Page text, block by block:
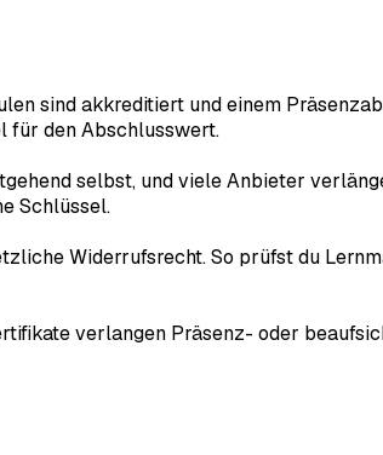
sind akkreditiert und einem
für den Abschlusswert.
selbst, und viele Anbieter
Schlüssel.
Widerrufsrecht. So prüfst du
verlangen Präsenz- oder